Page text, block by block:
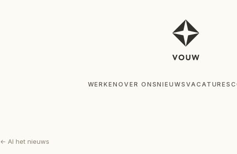
WERKENOVER ONSNIEUWS VACATURES
← Al het nieuws